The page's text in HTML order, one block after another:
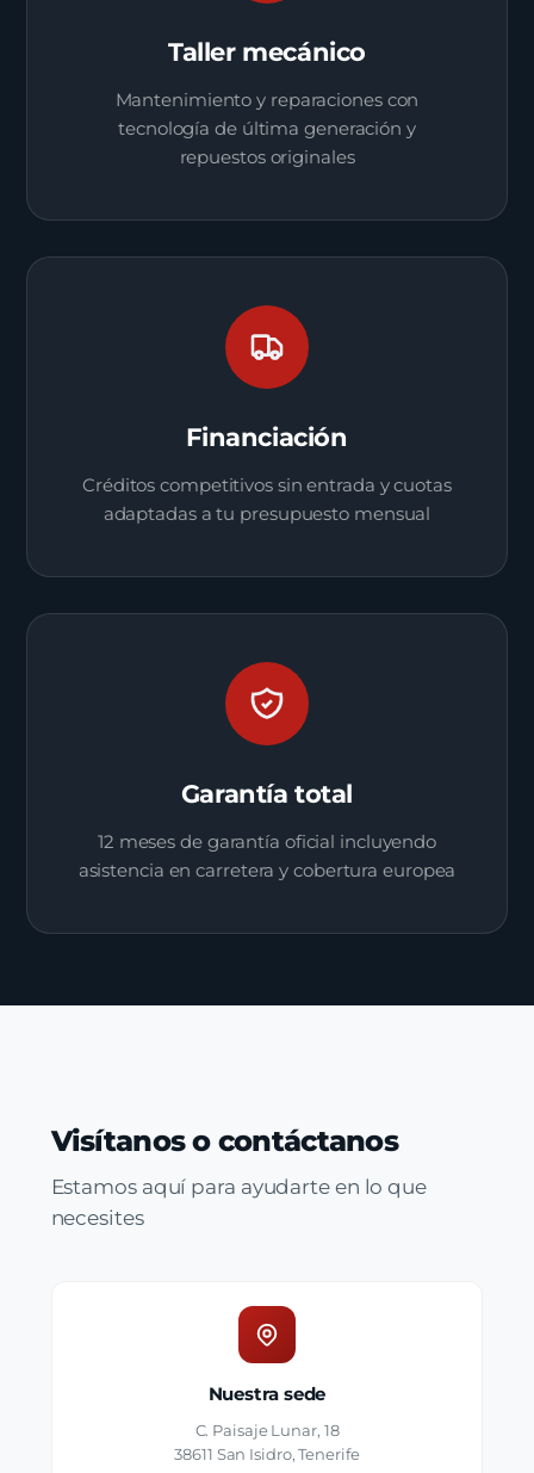
Taller mecánico
Mantenimiento y reparaciones con
tecnología de última generación y
repuestos originales
Financiación
Créditos competitivos sin entrada y cuotas
adaptadas a tu presupuesto mensual
Garantía total
12 meses de garantía oficial incluyendo
asistencia en carretera y cobertura europea
Visítanos o contáctanos
Estamos aquí para ayudarte en lo que
necesites
Nuestra sede
C. Paisaje Lunar, 18
38611 San Isidro, Tenerife